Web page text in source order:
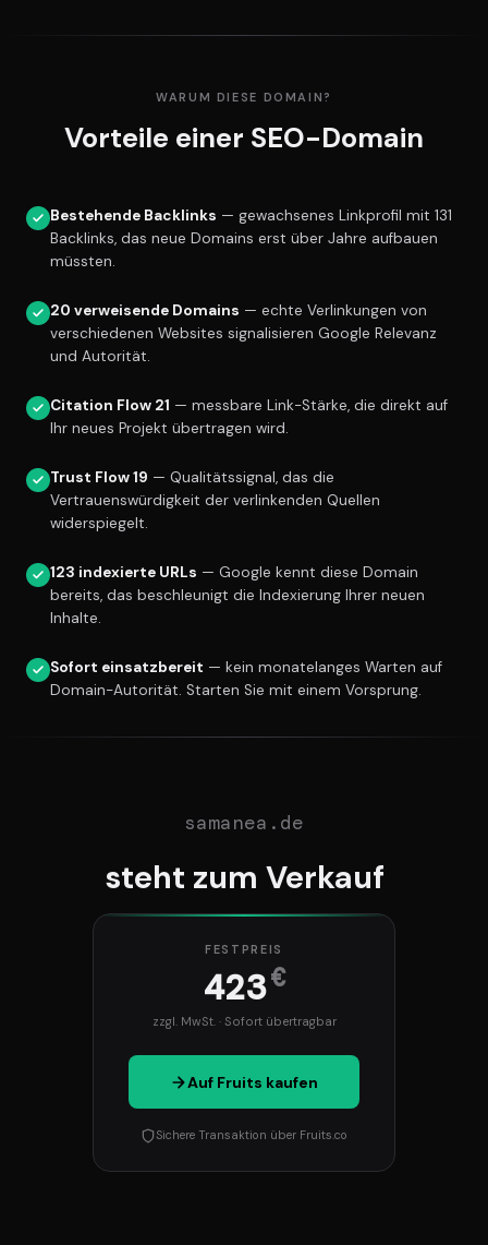
WARUM DIESE DOMAIN?
Vorteile einer SEO-Domain
Bestehende Backlinks — gewachsenes Linkprofil mit 131
Backlinks, das neue Domains erst über Jahre aufbauen
müssten.
20 verweisende Domains — echte Verlinkungen von
verschiedenen Websites signalisieren Google Relevanz
und Autorität.
Citation Flow 21 — messbare Link-Stärke, die direkt auf
Ihr neues Projekt übertragen wird.
Trust Flow 19 — Qualitätssignal, das die
Vertrauenswürdigkeit der verlinkenden Quellen
widerspiegelt.
123 indexierte URLs — Google kennt diese Domain
bereits, das beschleunigt die Indexierung Ihrer neuen
Inhalte.
Sofort einsatzbereit — kein monatelanges Warten auf
Domain-Autorität. Starten Sie mit einem Vorsprung.
samanea.de
steht zum Verkauf
FESTPREIS
423€
zzgl. MwSt. · Sofort übertragbar
Auf Fruits kaufen
Sichere Transaktion über Fruits.co